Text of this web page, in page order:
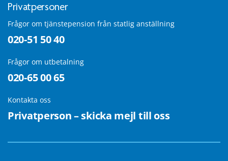
Privatpersoner
Frågor om tjänstepension från statlig anställning
020-51 50 40
Frågor om utbetalning
020-65 00 65
Kontakta oss
Privatperson – skicka mejl till oss